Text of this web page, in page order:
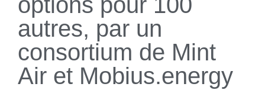
autres, par un
consortium de Mint
Air et Mobius.energy